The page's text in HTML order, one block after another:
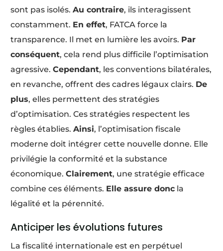
sont pas isolés.Au contraire, ils interagissent
constamment. En effet, FATCA force la
transparence. Il met en lumière les avoirs. Par
conséquent, cela rend plus difficile l’optimisation
agressive.Cependant, les conventions bilatérales,
en revanche, offrent des cadres légaux clairs. De
plus, elles permettent des stratégies
d’optimisation. Ces stratégies respectent les
règles établies.Ainsi, l’optimisation fiscale
moderne doit intégrer cette nouvelle donne. Elle
privilégie la conformité et la substance
économique.Clairement, une stratégie efficace
combine ces éléments. Elle assure donc la
légalité et la pérennité.
Anticiper les évolutions futures
La fiscalité internationale est en perpétuel